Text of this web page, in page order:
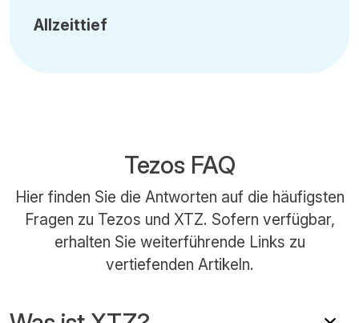
Allzeittief
Tezos FAQ
Hier finden Sie die Antworten auf die häufigsten
Fragen zu Tezos und XTZ. Sofern verfügbar,
erhalten Sie weiterführende Links zu
vertiefenden Artikeln.